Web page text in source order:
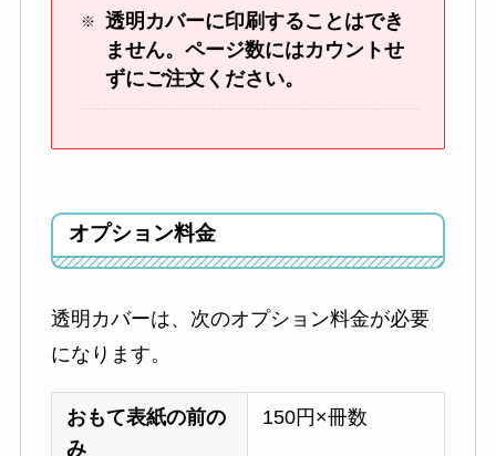
透明カバーに印刷することはでき
ません。ページ数にはカウントせ
ずにご注文ください。
オプション料金
透明カバーは、次のオプション料金が必要
になります。
おもて表紙の前の
み
150円×冊数